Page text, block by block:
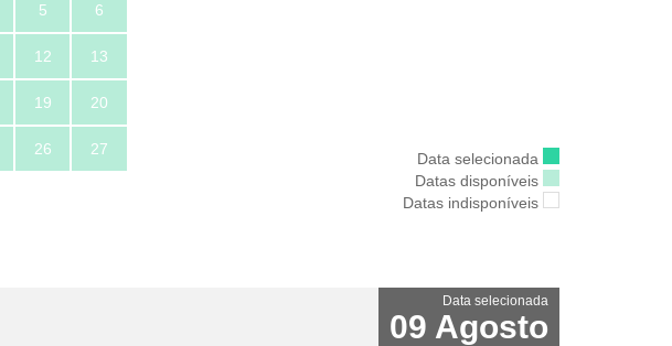
5 6
12 13
19 20
26 27
Data selecionada
Datas disponíveis
Datas indisponíveis
Data selecionada
09 Agosto